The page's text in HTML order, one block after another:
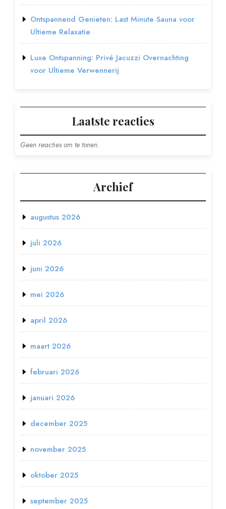
Ontspannend Genieten: Last Minute Sauna voor
Ultieme Relaxatie
Luxe Ontspanning: Privé Jacuzzi Overnachting
voor Ultieme Verwennerij
Laatste reacties
Geen reacties om te tonen.
Archief
augustus 2026
juli 2026
juni 2026
mei 2026
april 2026
maart 2026
februari 2026
januari 2026
december 2025
november 2025
oktober 2025
september 2025